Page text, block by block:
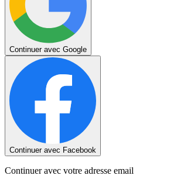
Continuer avec Google
Continuer avec Facebook
Continuer avec votre adresse email